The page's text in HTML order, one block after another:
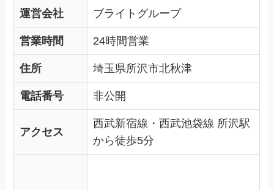
運営会社 ブライトグループ
営業時間 24時間営業
住所 埼玉県所沢市北秋津
電話番号 非公開
アクセス
西武新宿線・西武池袋線 所沢駅
から徒歩5分